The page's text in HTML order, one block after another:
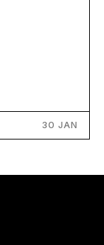
30 JAN